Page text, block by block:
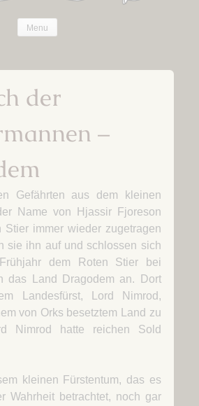
Menu
der
–
Gefährten aus dem kleinen
Name von Hjassir Fjoreson
Stier immer wieder zugetragen
sie ihn auf und schlossen sich
dem Roten Stier bei
das Land Dragodem an. Dort
Landesfürst, Lord Nimrod,
von Orks besetztem Land zu
Nimrod hatte reichen Sold
kleinen Fürstentum, das es
Wahrheit betrachtet, noch gar